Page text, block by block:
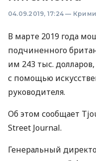
04.09.2019, 17:24 —
В марте 2019 года
подчиненного
им 243 тыс.
с помощью
руководителя.
Об этом сообщает
Street Journal.
Генеральный